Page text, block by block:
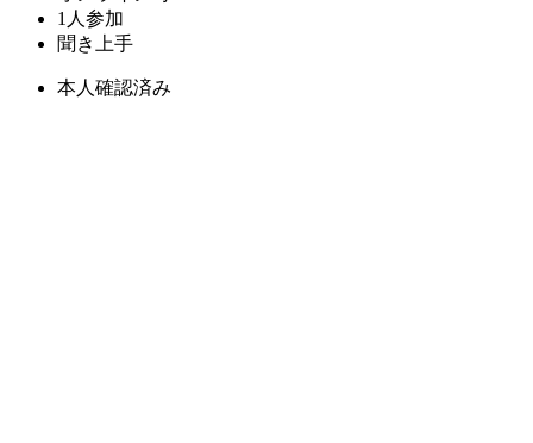
1人参加
聞き上手
本人確認済み